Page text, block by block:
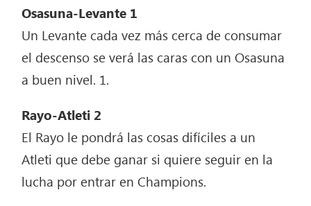
Osasuna-Levante 1
Un Levante cada vez más cerca de consumar
el descenso se verá las caras con un Osasuna
a buen nivel. 1.
Rayo-Atleti 2
El Rayo le pondrá las cosas difíciles a un
Atleti que debe ganar si quiere seguir en la
lucha por entrar en Champions.